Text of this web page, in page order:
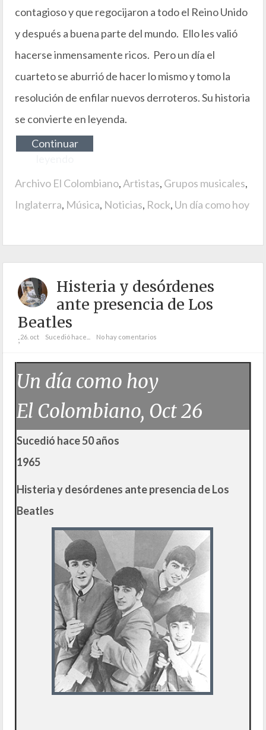
contagioso y que regocijaron a todo el Reino Unido
y después a buena parte del mundo. Ello les valió
hacerse inmensamente ricos. Pero un día el
cuarteto se aburrió de hacer lo mismo y tomo la
resolución de enfilar nuevos derroteros. Su historia
se convierte en leyenda.
Continuar
Archivo El Colombiano,Artistas, Grupos musicales,
Inglaterra, Música, Noticias, Rock, Un día como hoy
Histeria y desórdenes
ante presencia de Los
Beatles
;26. oct Sucedió hace... No hay comentarios
Un día como hoy
El Colombiano, Oct 26
Sucedió hace 50 años
1965
Histeria y desórdenes ante presencia de Los
Beatles